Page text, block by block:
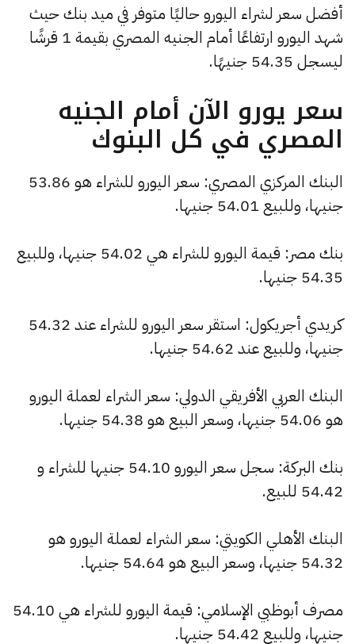
أفضل سعر لشراء اليورو حاليًا متوفر في ميد بنك حيث
شهد اليورو ارتفاعًا أمام الجنيه المصري بقيمة 1 قرشًا
ليسجل 54.35 جنيهًا.
سعر يورو الآن أمام الجنيه
المصري في كل البنوك
البنك المركزي المصري: سعر اليورو للشراء هو 53.86
جنيها، وللبيع 54.01 جنيها.
بنك مصر: قيمة اليورو للشراء هي 54.02 جنيها، وللبيع
54.35 جنيها.
كريدي أجريكول: استقر سعر اليورو للشراء عند 54.32
جنيها، وللبيع عند 54.62 جنيها.
البنك العربي الأفريقي الدولي: سعر الشراء لعملة اليورو
هو 54.06 جنيها، وسعر البيع هو 54.38 جنيها.
بنك البركة: سجل سعر اليورو 54.10 جنيها للشراء و
54.42 للبيع.
البنك الأهلي الكويتي: سعر الشراء لعملة اليورو هو
54.32 جنيها، وسعر البيع هو 54.64 جنيها.
مصرف أبوظبي الإسلامي: قيمة اليورو للشراء هي 54.10
جنيها، وللبيع 54.42 جنيها.